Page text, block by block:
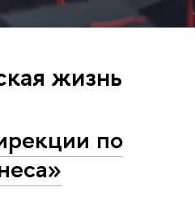
жизнь
по